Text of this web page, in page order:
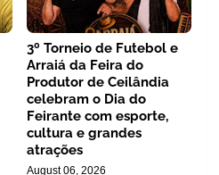
3º Torneio de Futebol e
Arraiá da Feira do
Produtor de Ceilândia
celebram o Dia do
Feirante com esporte,
cultura e grandes
atrações
August 06, 2026